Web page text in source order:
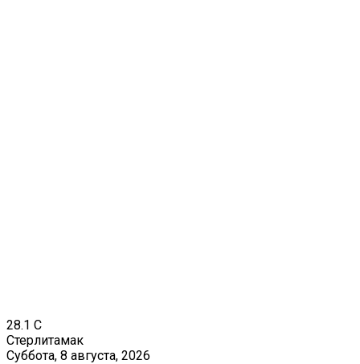
28.1 C
Стерлитамак
Суббота, 8 августа, 2026